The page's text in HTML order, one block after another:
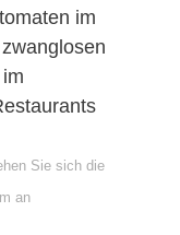
im
Sie sich die
an